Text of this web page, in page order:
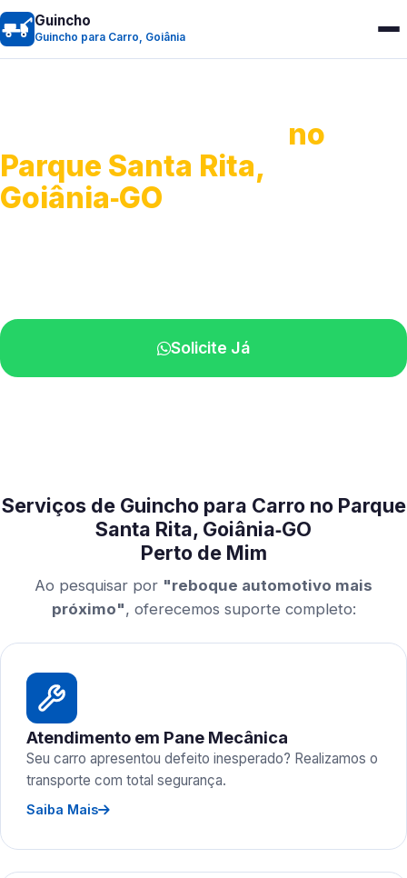
Guincho
Guincho para Carro, Goiânia
no
Parque Santa Rita,
Goiânia‑GO
Solicite Já
Serviços de Guincho para Carro no Parque
Santa Rita, Goiânia‑GO
Perto de Mim
Ao pesquisar por "reboque automotivo mais
próximo", oferecemos suporte completo:
Atendimento em Pane Mecânica
Seu carro apresentou defeito inesperado? Realizamos o
transporte com total segurança.
Saiba Mais